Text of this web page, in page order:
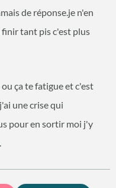
de réponse.je n'en
finir tant pis c'est plus
ça te fatigue et c'est
une crise qui
pour en sortir moi j'y